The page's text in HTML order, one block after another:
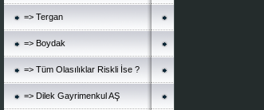
=> Tergan
=> Boydak
=> Tüm Olasılıklar Riskli İse ?
=> Dilek Gayrimenkul AŞ